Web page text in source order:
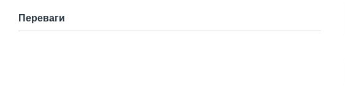
Переваги